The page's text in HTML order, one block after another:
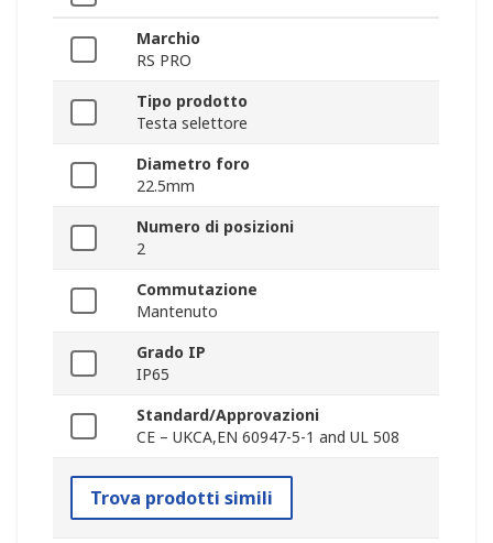
Marchio
RS PRO
Tipo prodotto
Testa selettore
Diametro foro
22.5mm
Numero di posizioni
2
Commutazione
Mantenuto
Grado IP
IP65
Standard/Approvazioni
CE – UKCA,EN 60947-5-1 and UL 508
Trova prodotti simili